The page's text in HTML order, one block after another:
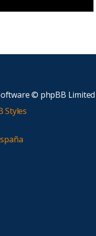
© phpBB Limited
Styles